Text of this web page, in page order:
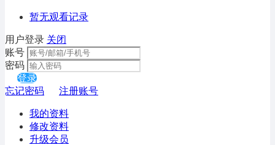
暂无观看记录
用户登录 关闭
账号
密码
登录
忘记密码
注册账号
我的资料
修改资料
升级会员